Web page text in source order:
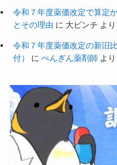
令和７年度薬価改定で算定
とその理由 に 大ピンチ より
令和７年度薬価改定の新旧
付）
に ぺんぎん薬剤師 より